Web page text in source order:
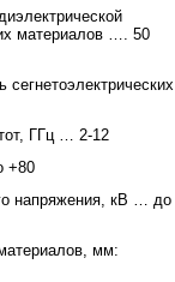
материалов …. 50
сегнетоэлектрических
ГГц … 2-12
+80
напряжения, кВ … до
мм: